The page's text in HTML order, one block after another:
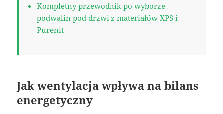
Kompletny przewodnik po wyborze
podwalin pod drzwi z materiałów XPS i
Purenit
Jak wentylacja wpływa na bilans
energetyczny